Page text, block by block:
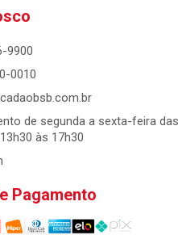
9900
0010
de segunda a sexta-feira
às 17h30
Pagamento